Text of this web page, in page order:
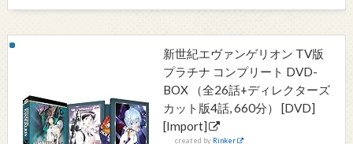
新世紀エヴァンゲリオン TV版
プラチナ コンプリート DVD-
BOX （全26話+ディレクターズ
カット版4話, 660分） [DVD]
[Import]
created by Rinker